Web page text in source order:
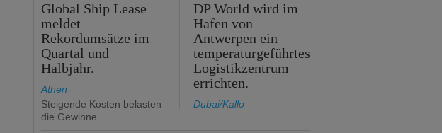
Global Ship Lease
meldet
Rekordumsätze im
Quartal und
Halbjahr.
Athen
Steigende Kosten belasten
die Gewinne.
DP World wird im
Hafen von
Antwerpen ein
temperaturgeführtes
Logistikzentrum
errichten.
Dubai/Kallo